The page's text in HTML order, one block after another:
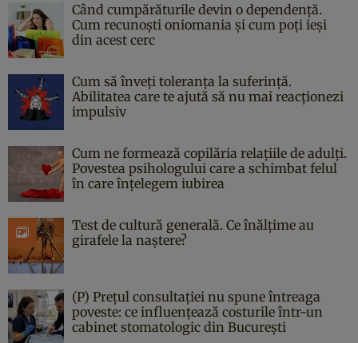
Când cumpărăturile devin o dependență.
Cum recunoști oniomania și cum poți ieși
din acest cerc
Cum să înveți toleranța la suferință.
Abilitatea care te ajută să nu mai reacționezi
impulsiv
Cum ne formează copilăria relațiile de adulți.
Povestea psihologului care a schimbat felul
în care înțelegem iubirea
Test de cultură generală. Ce înălțime au
girafele la naștere?
(P) Prețul consultației nu spune întreaga
poveste: ce influențează costurile într-un
cabinet stomatologic din București